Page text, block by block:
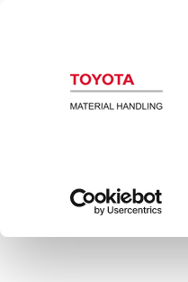
Elektrische
Toyota